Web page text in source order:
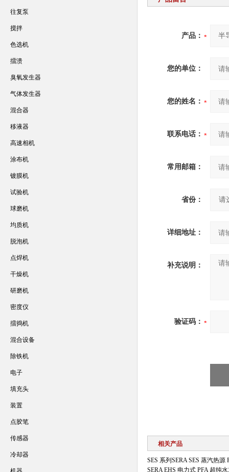
产品：
您的单位：
您的姓名：
联系电话：
常用邮箱：
省份：
详细地址：
补充说明：
验证码：
相关产品
SES 系列SERA SES 蒸汽热源
SERA EHS 电力式 PFA 超纯
往复泵
搅拌
色选机
擂溃
臭氧发生器
气体发生器
混合器
移液器
高速相机
涂布机
镀膜机
试验机
球磨机
均质机
脱泡机
点焊机
干燥机
研磨机
密度仪
擂捣机
混合设备
除铁机
电子
填充头
装置
点胶笔
传感器
冷却器